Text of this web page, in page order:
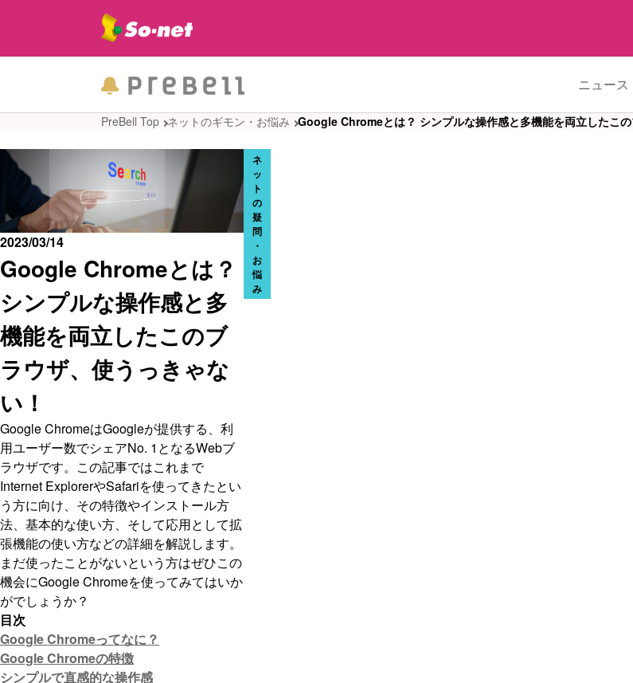
ニュース
PreBell Top ネットのギモン・お悩み Google Chromeとは？ シンプルな操作感と多機能を両立したこの
ネ
ッ
ト
の
疑
問
・
お
悩
み
Google Chromeとは？
シンプルな操作感と多
機能を両立したこのブ
ラウザ、使うっきゃな
い！
2023/03/14
Google ChromeはGoogleが提供する、利
用ユーザー数でシェアNo. 1となるWebブ
ラウザです。この記事ではこれまで
Internet ExplorerやSafariを使ってきたとい
う方に向け、その特徴やインストール方
法、基本的な使い方、そして応用として拡
張機能の使い方などの詳細を解説します。
まだ使ったことがないという方はぜひこの
機会にGoogle Chromeを使ってみてはいか
がでしょうか？
目次
Google Chromeってなに？
Google Chromeの特徴
シンプルで直感的な操作感